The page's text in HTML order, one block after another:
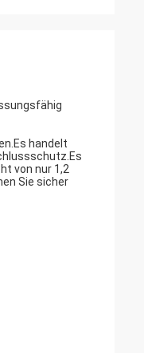
handelt
von nur 1,2
Sie sicher